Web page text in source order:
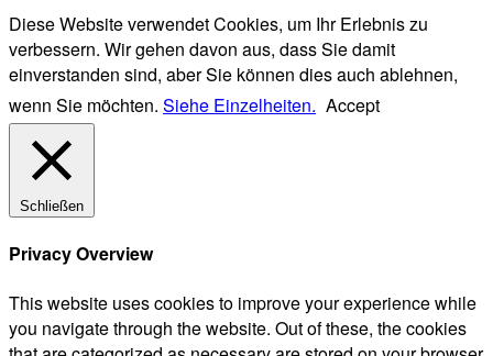
Diese Website verwendet Cookies, um Ihr Erlebnis zu
verbessern. Wir gehen davon aus, dass Sie damit
einverstanden sind, aber Sie können dies auch ablehnen,
wenn Sie möchten. Siehe Einzelheiten. Accept
Schließen
Privacy Overview
This website uses cookies to improve your experience while
you navigate through the website. Out of these, the cookies